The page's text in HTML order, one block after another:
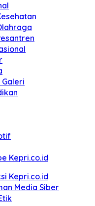
Galeri
Kepri.co.id
Kepri.co.id
Media Siber